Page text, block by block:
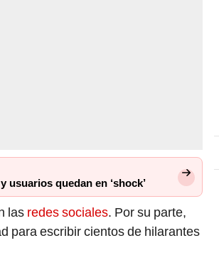
usuarios quedan en ‘shock’
las redes sociales. Por su parte,
para escribir cientos de hilarantes